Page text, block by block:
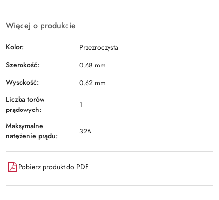
Więcej o produkcie
Kolor:
Przezroczysta
Szerokość:
0.68 mm
Wysokość:
0.62 mm
Liczba torów
prądowych:
1
Maksymalne
natężenie prądu:
32A
Pobierz produkt do PDF